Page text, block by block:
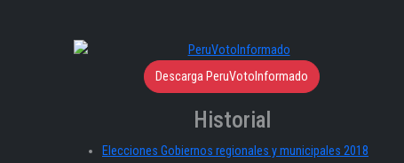
Descarga PeruVotoInformado
Historial
Elecciones Gobiernos regionales y municipales 2018